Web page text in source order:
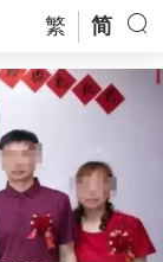
繁 简